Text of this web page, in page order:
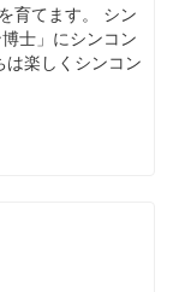
育てます。 シン
士」にシンコン
楽しくシンコン